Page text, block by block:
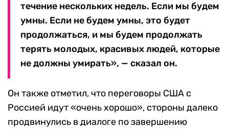
течение нескольких недель. Если мы будем
умны. Если не будем умны, это будет
продолжаться, и мы будем продолжать
терять молодых, красивых людей, которые
не должны умирать», — сказал он.
Он также отметил, что переговоры США с
Россией идут «очень хорошо», стороны далеко
продвинулись в диалоге по завершению